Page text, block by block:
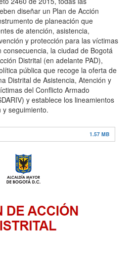
diseñar un Plan de Acción
de planeación que
de atención, asistencia,
y protección para las víctimas
la ciudad de Bogotá
Distrital (en adelante PAD),
pública que recoge la oferta de
Distrital de Asistencia, Atención y
del Conflicto Armado
y establece los lineamientos
seguimiento.
1.57 MB